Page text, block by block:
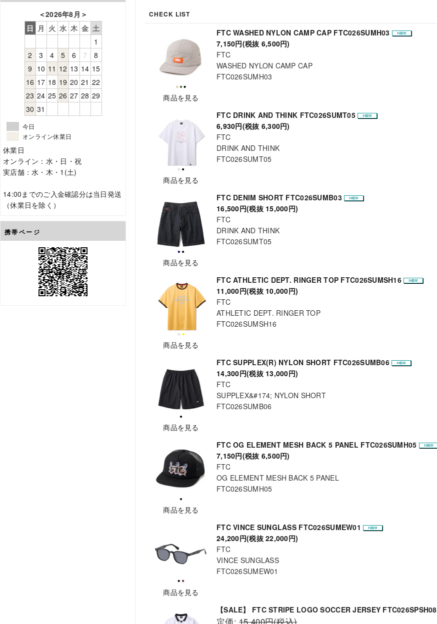
＜2026年8月 ＞
日 月 火 水 木 金 土
1
2
3 4 5 6 7
8
9 10 11 12 13 14 15
16 17 18 19 20 21 22
23 24 25 26 27 28 29
30 31
今日
オンライン休業日
休業日
オンライン：水・日・祝
実店舗：水・木・1(土)
14:00までのご入金確認分は当日発送
（休業日を除く）
携帯ページ
CHECK LIST
商品を見る
FTC WASHED NYLON CAMP CAP FTC026SUMH03
7,150円(税抜 6,500円)
FTC
WASHED NYLON CAMP CAP
FTC026SUMH03
商品を見る
FTC DRINK AND THINK FTC026SUMT05
6,930円(税抜 6,300円)
FTC
DRINK AND THINK
FTC026SUMT05
商品を見る
FTC DENIM SHORT FTC026SUMB03
16,500円(税抜 15,000円)
FTC
DRINK AND THINK
FTC026SUMT05
商品を見る
FTC ATHLETIC DEPT. RINGER TOP FTC026SUMSH16
11,000円(税抜 10,000円)
FTC
ATHLETIC DEPT. RINGER TOP
FTC026SUMSH16
商品を見る
FTC SUPPLEX(R) NYLON SHORT FTC026SUMB06
14,300円(税抜 13,000円)
FTC
SUPPLEX&#174; NYLON SHORT
FTC026SUMB06
商品を見る
FTC OG ELEMENT MESH BACK 5 PANEL FTC026SUMH05
7,150円(税抜 6,500円)
FTC
OG ELEMENT MESH BACK 5 PANEL
FTC026SUMH05
商品を見る
FTC VINCE SUNGLASS FTC026SUMEW01
24,200円(税抜 22,000円)
FTC
VINCE SUNGLASS
FTC026SUMEW01
【SALE】 FTC STRIPE LOGO SOCCER JERSEY FTC026SPSH08
定価:15,400円(税込)